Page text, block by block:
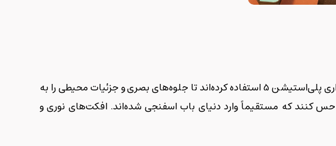
گرافیک خیره‌کننده آن است. سازندگان بازی از قدرت سخت‌افزاری پلی‌استیشن 5 استفاده کرده‌اند تا جلوه‌های بصری و جزئیات محیطی را به
کنند که مستقیماً وارد دنیای باب اسفنجی شده‌اند. افکت‌های نوری و